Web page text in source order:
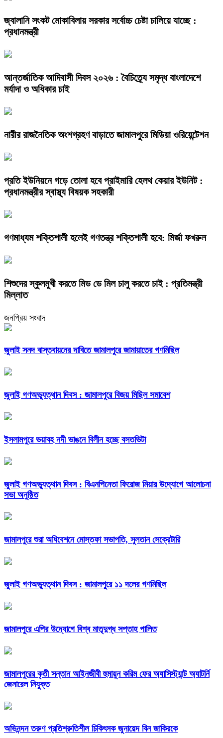
জ্বালানি সংকট মোকাবিলায় সরকার সর্বোচ্চ চেষ্টা চালিয়ে যাচ্ছে :
প্রধানমন্ত্রী
আন্তর্জাতিক আদিবাসী দিবস ২০২৬ : বৈচিত্র্যে সমৃদ্ধ বাংলাদেশে
মর্যাদা ও অধিকার চাই
নারীর রাজনৈতিক অংশগ্রহণ বাড়াতে জামালপুরে মিডিয়া ওরিয়েন্টেশন
প্রতি ইউনিয়নে গড়ে তোলা হবে প্রাইমারি হেলথ কেয়ার ইউনিট :
প্রধানমন্ত্রীর স্বাস্থ্য বিষয়ক সহকারী
গণমাধ্যম শক্তিশালী হলেই গণতন্ত্র শক্তিশালী হবে: মির্জা ফখরুল
শিশুদের স্কুলমুখী করতে মিড ডে মিল চালু করতে চাই : প্রতিমন্ত্রী
মিল্লাত
জনপ্রিয় সংবাদ
জুলাই সনদ বাস্তবায়নের দাবিতে জামালপুরে জামায়াতের গণমিছিল
জুলাই গণঅভ্যুত্থান দিবস : জামালপুরে বিজয় মিছিল সমাবেশ
ইসলামপুরে ভয়াবহ নদী ভাঙনে বিলীন হচ্ছে বসতভিটা
জুলাই গণঅভ্যুত্থান দিবস : বিএনপিনেতা ফিরোজ মিয়ার উদ্যোগে আলোচনা
সভা অনুষ্ঠিত
জামালপুরে শুরা অধিবেশনে মোস্তফা সভাপতি, সুলতান সেক্রেটারি
জুলাই গণঅভ্যুত্থান দিবস : জামালপুরে ১১ দলের গণমিছিল
জামালপুরে এপির উদ্যোগে বিশ্ব মাতৃদুগ্ধ সপ্তাহ পালিত
জামালপুরের কৃতী সন্তান আইনজীবী হুমায়ুন করিম ফের অ্যাসিস্ট্যান্ট অ্যাটর্নি
জেনারেল নিযুক্ত
অভিনন্দন তরুণ প্রতিশ্রুতিশীল চিকিৎসক জুনায়েদ বিন জাকিরকে